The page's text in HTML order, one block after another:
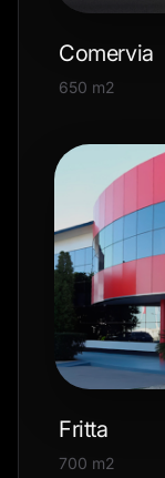
Comervia
650 m2
Fritta
700 m2